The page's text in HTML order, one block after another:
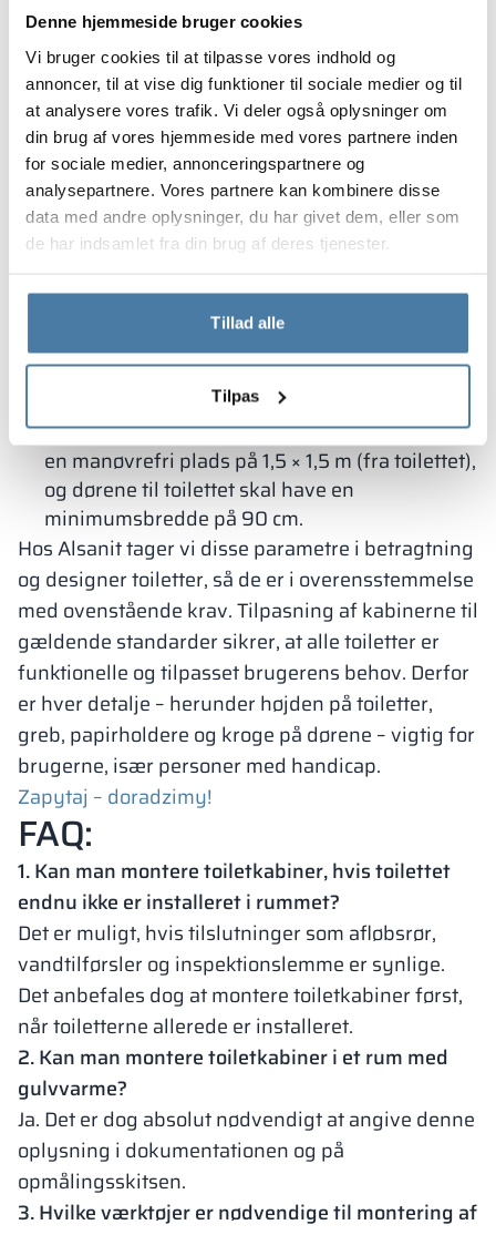
Denne hjemmeside bruger cookies
Vi bruger cookies til at tilpasse vores indhold og
annoncer, til at vise dig funktioner til sociale medier og til
at analysere vores trafik. Vi deler også oplysninger om
din brug af vores hjemmeside med vores partnere inden
for sociale medier, annonceringspartnere og
analysepartnere. Vores partnere kan kombinere disse
data med andre oplysninger, du har givet dem, eller som
de har indsamlet fra din brug af deres tjenester.
Tillad alle
Tilpas
beslag og andre monteringsdele.
Tekniske detaljer ved
montering af sanitetskabiner
Alsanit er ikke kun producent af højkvalitets
sanitetskabiner, men også en professionel
rådgiver. Nedenfor er en liste over de tekniske
parametre, som toiletkabiner skal opfylde i
henhold til lovgivningen:
Højden på et sanitetsrum skal være mindst 2,5
Kabinedørene skal åbne udad, lukke
automatisk og have en bredde på 0,8 m samt
Kabiner til personer med handicap skal have
en manøvrefri plads på 1,5 × 1,5 m (fra toilettet),
og dørene til toilettet skal have en
minimumsbredde på 90 cm.
Hos Alsanit tager vi disse parametre i betragtning
og designer toiletter, så de er i overensstemmelse
med ovenstående krav. Tilpasning af kabinerne til
gældende standarder sikrer, at alle toiletter er
funktionelle og tilpasset brugerens behov. Derfor
er hver detalje – herunder højden på toiletter,
greb, papirholdere og kroge på dørene – vigtig for
brugerne, især personer med handicap.
Zapytaj – doradzimy!
FAQ:
1. Kan man montere toiletkabiner, hvis toilettet
endnu ikke er installeret i rummet?
Det er muligt, hvis tilslutninger som afløbsrør,
vandtilførsler og inspektionslemme er synlige.
Det anbefales dog at montere toiletkabiner først,
når toiletterne allerede er installeret.
2. Kan man montere toiletkabiner i et rum med
gulvvarme?
Ja. Det er dog absolut nødvendigt at angive denne
oplysning i dokumentationen og på
opmålingsskitsen.
3. Hvilke værktøjer er nødvendige til montering af